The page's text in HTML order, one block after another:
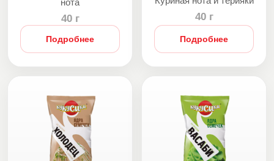
нота
40 г
Подробнее
40 г
Подробнее